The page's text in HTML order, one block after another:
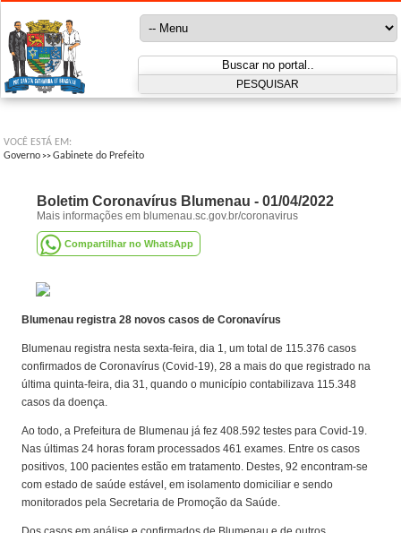
VOCÊ ESTÁ EM:
Governo >>Gabinete do Prefeito
Boletim Coronavírus Blumenau - 01/04/2022
Mais informações em blumenau.sc.gov.br/coronavirus
Compartilhar no WhatsApp
Blumenau registra 28 novos casos de Coronavírus
Blumenau registra nesta sexta-feira, dia 1, um total de 115.376 casos
confirmados de Coronavírus (Covid-19), 28 a mais do que registrado na
última quinta-feira, dia 31, quando o município contabilizava 115.348
casos da doença.
Ao todo, a Prefeitura de Blumenau já fez 408.592 testes para Covid-19.
Nas últimas 24 horas foram processados 461 exames. Entre os casos
positivos, 100 pacientes estão em tratamento. Destes, 92 encontram-se
com estado de saúde estável, em isolamento domiciliar e sendo
monitorados pela Secretaria de Promoção da Saúde.